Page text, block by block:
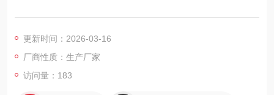
更新时间：2026-03-16
厂商性质：生产厂家
访问量：183